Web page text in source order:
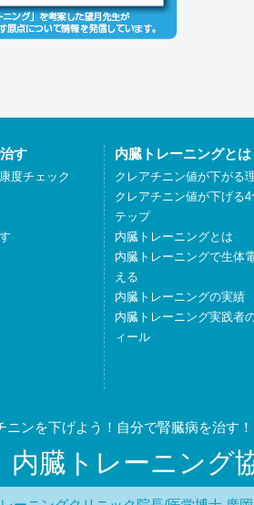
す
度チェック
内臓トレーニングとは
クレアチニン値が下がる
クレアチニン値が下げる4
テップ
内臓トレーニングとは
内臓トレーニングで生体
える
内臓トレーニングの実績
内臓トレーニング実践者
ィール
ニンを下げよう！自分で腎臓病を治す！
内臓トレーニング